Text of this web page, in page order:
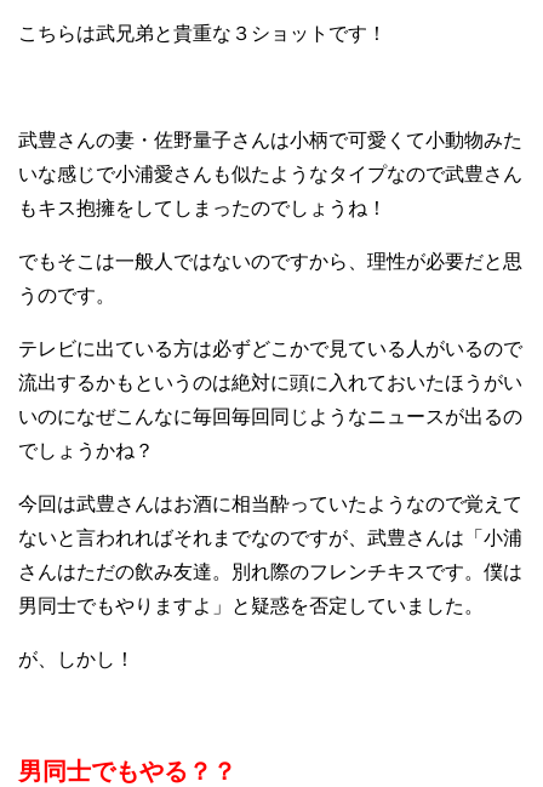
こちらは武兄弟と貴重な３ショットです！
武豊さんの妻・佐野量子さんは小柄で可愛くて小動物みた
いな感じで小浦愛さんも似たようなタイプなので武豊さん
もキス抱擁をしてしまったのでしょうね！
でもそこは一般人ではないのですから、理性が必要だと思
うのです。
テレビに出ている方は必ずどこかで見ている人がいるので
流出するかもというのは絶対に頭に入れておいたほうがい
いのになぜこんなに毎回毎回同じようなニュースが出るの
でしょうかね？
今回は武豊さんはお酒に相当酔っていたようなので覚えて
ないと言われればそれまでなのですが、武豊さんは「小浦
さんはただの飲み友達。別れ際のフレンチキスです。僕は
男同士でもやりますよ」と疑惑を否定していました。
が、しかし！
男同士でもやる？？